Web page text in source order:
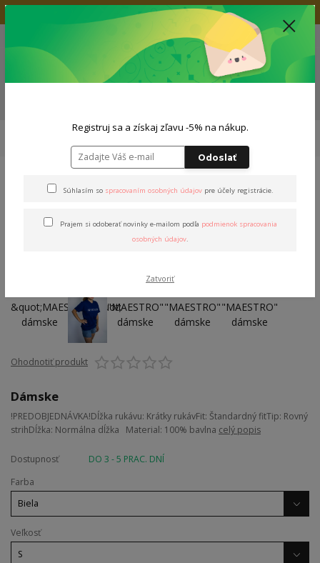
Doprava zadarmo nad 80€
0
0,00 EUR
Dámske tričká S krátkym rukávom
Tričko "MAESTRO"
Tričko "MAESTRO" dámske
Ohodnotiť produkt
Dámske
!PREDOBJEDNÁVKA!Dĺžka rukávu: Krátky rukávFit: Štandardný fitTip: Rovný
strihDĺžka: Normálna dĺžka Material: 100% bavlna celý popis
Dostupnosť
DO 3 - 5 PRAC. DNÍ
Farba
Veľkosť
Registruj sa a získaj zľavu -5% na nákup.
Odoslať
Súhlasím so spracovaním osobných údajovpre účely registrácie.
Prajem si odoberať novinky e-mailom podľa podmienok spracovania
osobných údajov.
Zatvoriť